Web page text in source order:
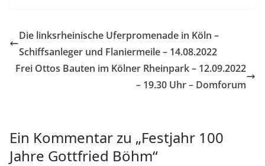
Die linksrheinische Uferpromenade in Köln –
Schiffsanleger und Flaniermeile – 14.08.2022
Frei Ottos Bauten im Kölner Rheinpark – 12.09.2022
– 19.30 Uhr – Domforum
Ein Kommentar zu „Festjahr 100
Jahre Gottfried Böhm“